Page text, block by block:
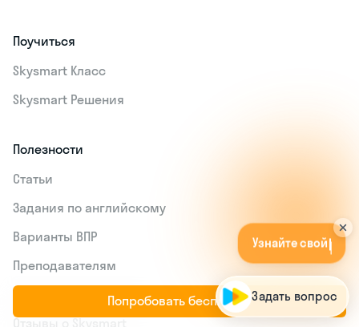
Попробовать бесплатно
Поучиться
Skysmart Класс
Skysmart Решения
Полезности
Статьи
Задания по английскому
Варианты ВПР
Преподавателям
Портал для учителей
Отзывы о Skysmart
е знаний